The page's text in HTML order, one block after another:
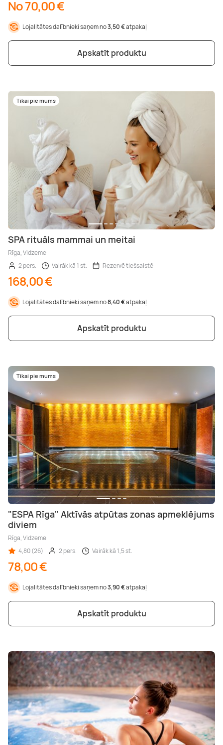
No 70,00 €
Lojalitātes dalībnieki saņem no3,50 €atpakaļ
Apskatīt produktu
Tikai pie mums
SPA rituāls mammai un meitai
Rīga, Vidzeme
2 pers.
Vairāk kā 1 st. Rezervē tiešsaistē
168,00 €
Lojalitātes dalībnieki saņem no8,40 €atpakaļ
Apskatīt produktu
Tikai pie mums
"ESPA Rīga" Aktīvās atpūtas zonas apmeklējums
diviem
Rīga, Vidzeme
4,80 (26)
2 pers. Vairāk kā 1,5 st.
78,00 €
Lojalitātes dalībnieki saņem no3,90 €atpakaļ
Apskatīt produktu